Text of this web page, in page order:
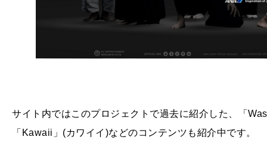
サイト内ではこのプロジェクトで過去に紹介した、「
「 Kawaii 」 (カワイイ )などのコンテンツも紹介中です。